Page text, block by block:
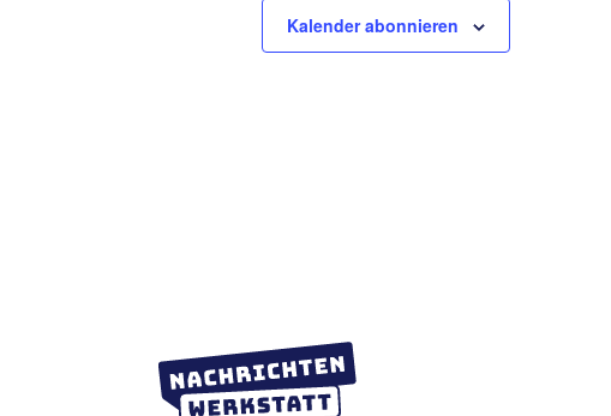
Kalender abonnieren